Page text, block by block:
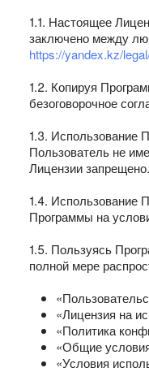
1.1. Настоящее
заключено между
https://yandex.kz/
1.2. Копируя
безоговорочное
1.3. Использование
Пользователь не
Лицензии запрещено.
1.4. Использование
Программы на
1.5. Пользуясь
полной мере
«Лицензия на
«Политика
«Общие
«Условия